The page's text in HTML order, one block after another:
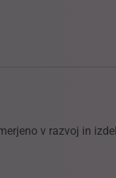
v razvoj in